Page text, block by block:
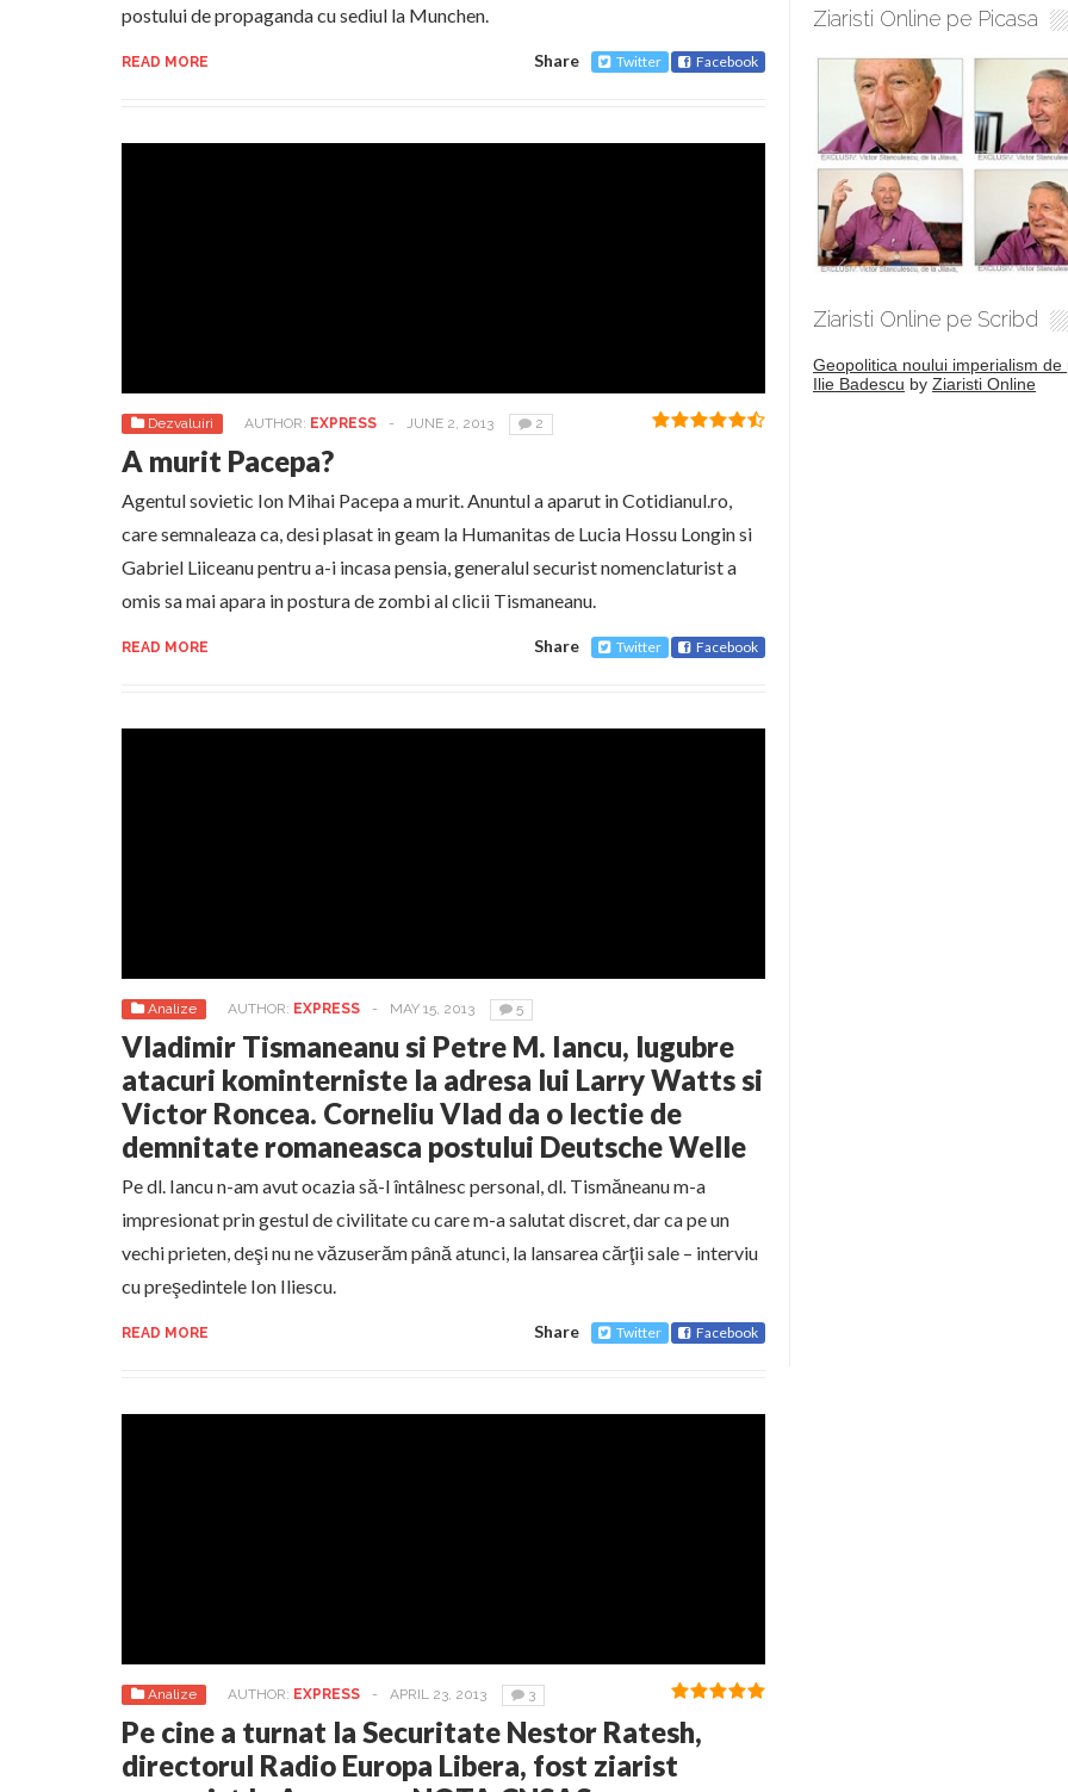
postului de propaganda cu sediul la Munchen.
READ MORE Share Twitter Facebook
Dezvaluiri AUTHOR: EXPRESS - JUNE 2, 2013 2
A murit Pacepa?
Agentul sovietic Ion Mihai Pacepa a murit. Anuntul a aparut in Cotidianul.ro,
care semnaleaza ca, desi plasat in geam la Humanitas de Lucia Hossu Longin si
Gabriel Liiceanu pentru a-i incasa pensia, generalul securist nomenclaturist a
omis sa mai apara in postura de zombi al clicii Tismaneanu.
READ MORE Share Twitter Facebook
Analize AUTHOR: EXPRESS - MAY 15, 2013 5
Vladimir Tismaneanu si Petre M. Iancu, lugubre
atacuri kominterniste la adresa lui Larry Watts si
Victor Roncea. Corneliu Vlad da o lectie de
demnitate romaneasca postului Deutsche Welle
Pe dl. Iancu n-am avut ocazia să-l întâlnesc personal, dl. Tismăneanu m-a
impresionat prin gestul de civilitate cu care m-a salutat discret, dar ca pe un
vechi prieten, deşi nu ne văzuserăm până atunci, la lansarea cărţii sale – interviu
cu preşedintele Ion Iliescu.
READ MORE Share Twitter Facebook
Analize AUTHOR: EXPRESS - APRIL 23, 2013 3
Pe cine a turnat la Securitate Nestor Ratesh,
directorul Radio Europa Libera, fost ziarist
Ziaristi Online pe Picasa
Ziaristi Online pe Scribd
Geopolitica noului imperialism de
Ilie Badescu by Ziaristi Online